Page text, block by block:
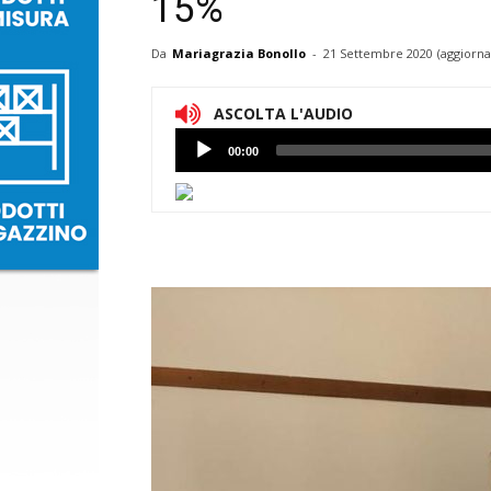
15%
Da Mariagrazia Bonollo - 21 Settembre 2020
ASCOLTA L'AUDIO
Lettore
Audio
00:00